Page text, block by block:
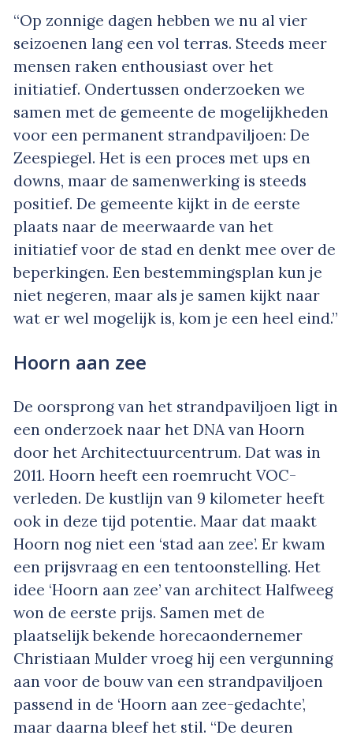
“Op zonnige dagen hebben we nu al vier
seizoenen lang een vol terras. Steeds meer
mensen raken enthousiast over het
initiatief. Ondertussen onderzoeken we
samen met de gemeente de mogelijkheden
voor een permanent strandpaviljoen: De
Zeespiegel. Het is een proces met ups en
downs, maar de samenwerking is steeds
positief. De gemeente kijkt in de eerste
plaats naar de meerwaarde van het
initiatief voor de stad en denkt mee over de
beperkingen. Een bestemmingsplan kun je
niet negeren, maar als je samen kijkt naar
wat er wel mogelijk is, kom je een heel eind.”
Hoorn aan zee
De oorsprong van het strandpaviljoen ligt in
een onderzoek naar het DNA van Hoorn
door het Architectuurcentrum. Dat was in
2011. Hoorn heeft een roemrucht VOC-
verleden. De kustlijn van 9 kilometer heeft
ook in deze tijd potentie. Maar dat maakt
Hoorn nog niet een ‘stad aan zee’. Er kwam
een prijsvraag en een tentoonstelling. Het
idee ‘Hoorn aan zee’ van architect Halfweeg
won de eerste prijs. Samen met de
plaatselijk bekende horecaondernemer
Christiaan Mulder vroeg hij een vergunning
aan voor de bouw van een strandpaviljoen
passend in de ‘Hoorn aan zee-gedachte’,
maar daarna bleef het stil. “De deuren